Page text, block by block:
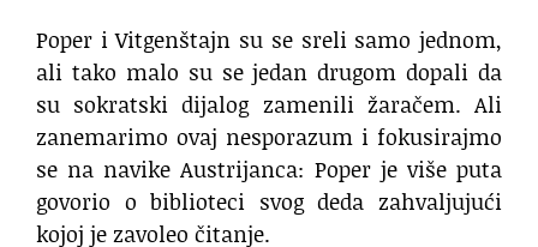
Poper i Vitgenštajn su se sreli samo jednom,
ali tako malo su se jedan drugom dopali da
su sokratski dijalog zamenili žaračem. Ali
zanemarimo ovaj nesporazum i fokusirajmo
se na navike Austrijanca: Poper je više puta
govorio o biblioteci svog deda zahvaljujući
kojoj je zavoleo čitanje.